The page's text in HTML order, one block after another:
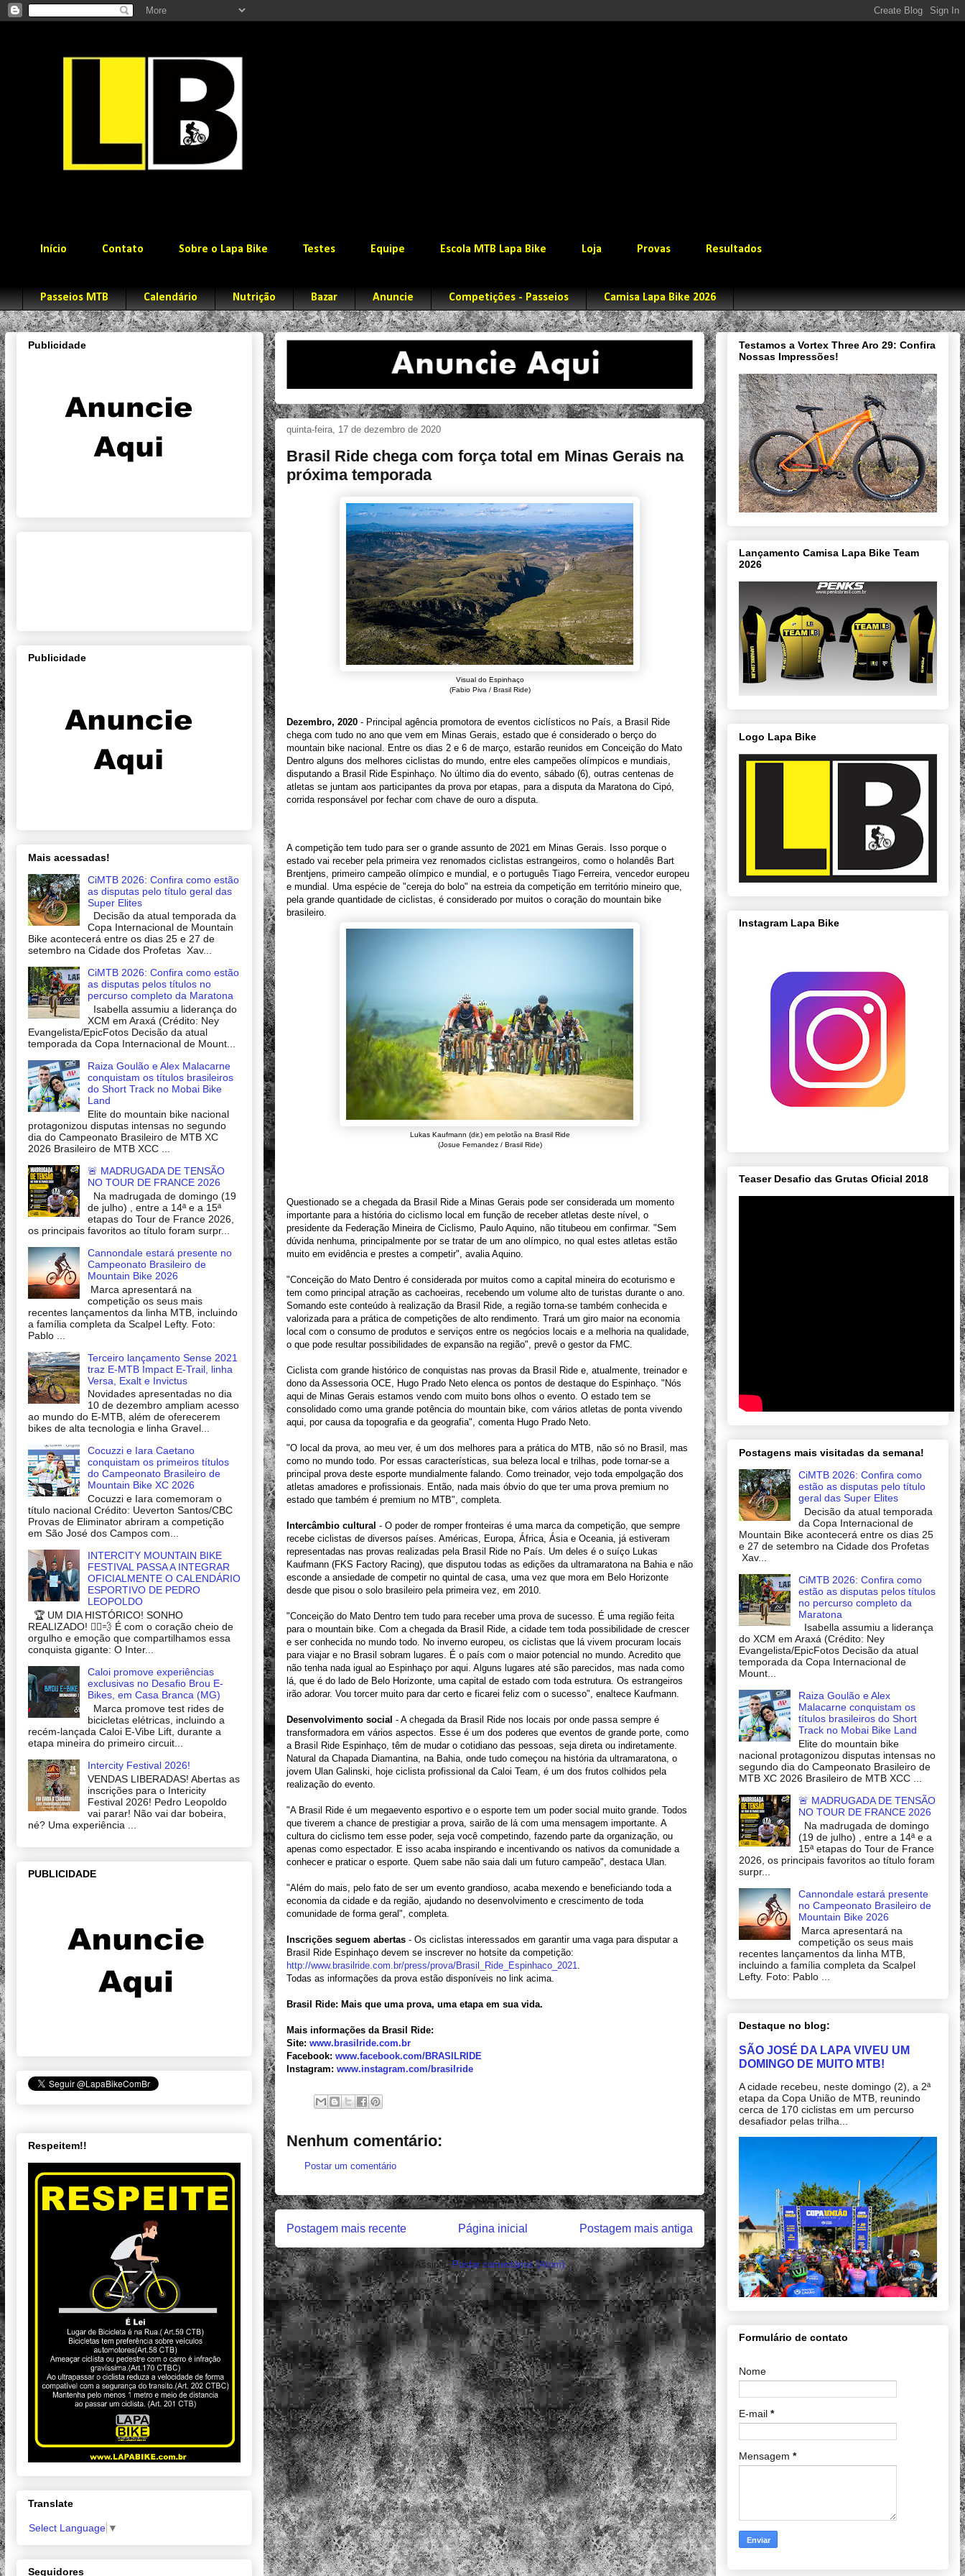
Início Contato Sobre o Lapa Bike Testes Equipe Escola MTB Lapa Bike Loja Provas Resultados
Passeios MTB Calendário Nutrição Bazar Anuncie Competições - Passeios Camisa Lapa Bike 2026
quinta-feira, 17 de dezembro de 2020
Brasil Ride chega com força total em Minas Gerais na
próxima temporada
Visual do Espinhaço
(Fabio Piva / Brasil Ride)
Dezembro, 2020 - Principal agência promotora de eventos ciclísticos no País, a Brasil Ride
chega com tudo no ano que vem em Minas Gerais, estado que é considerado o berço do
mountain bike nacional. Entre os dias 2 e 6 de março, estarão reunidos em Conceição do Mato
Dentro alguns dos melhores ciclistas do mundo, entre eles campeões olímpicos e mundiais,
disputando a Brasil Ride Espinhaço. No último dia do evento, sábado (6), outras centenas de
atletas se juntam aos participantes da prova por etapas, para a disputa da Maratona do Cipó,
corrida responsável por fechar com chave de ouro a disputa.
A competição tem tudo para ser o grande assunto de 2021 em Minas Gerais. Isso porque o
estado vai receber pela primeira vez renomados ciclistas estrangeiros, como o holandês Bart
Brentjens, primeiro campeão olímpico e mundial, e o português Tiago Ferreira, vencedor europeu
e mundial. Uma espécie de "cereja do bolo" na estreia da competição em território mineiro que,
pela grande quantidade de ciclistas, é considerado por muitos o coração do mountain bike
brasileiro.
Lukas Kaufmann (dir.) em pelotão na Brasil Ride
(Josue Fernandez / Brasil Ride)
Questionado se a chegada da Brasil Ride a Minas Gerais pode ser considerada um momento
importante para a história do ciclismo local em função de receber atletas deste nível, o
presidente da Federação Mineira de Ciclismo, Paulo Aquino, não titubeou em confirmar. "Sem
dúvida nenhuma, principalmente por se tratar de um ano olímpico, no qual estes atletas estão
muito em evidência e prestes a competir", avalia Aquino.
"Conceição do Mato Dentro é considerada por muitos como a capital mineira do ecoturismo e
tem como principal atração as cachoeiras, recebendo um volume alto de turistas durante o ano.
Somando este conteúdo à realização da Brasil Ride, a região torna-se também conhecida e
valorizada para a prática de competições de alto rendimento. Trará um giro maior na economia
local com o consumo de produtos e serviços entre os negócios locais e a melhoria na qualidade,
o que pode resultar possibilidades de expansão na região", prevê o gestor da FMC.
Ciclista com grande histórico de conquistas nas provas da Brasil Ride e, atualmente, treinador e
dono da Assessoria OCE, Hugo Prado Neto elenca os pontos de destaque do Espinhaço. "Nós
aqui de Minas Gerais estamos vendo com muito bons olhos o evento. O estado tem se
consolidado como uma grande potência do mountain bike, com vários atletas de ponta vivendo
aqui, por causa da topografia e da geografia", comenta Hugo Prado Neto.
"O local da prova, ao meu ver, é um dos melhores para a prática do MTB, não só no Brasil, mas
como no mundo todo. Por essas características, sua beleza local e trilhas, pode tornar-se a
principal prova deste esporte mundialmente falando. Como treinador, vejo toda empolgação dos
atletas amadores e profissionais. Então, nada mais óbvio do que ter uma prova premium no
estado que também é premium no MTB", completa.
Intercâmbio cultural - O poder de romper fronteiras é uma marca da competição, que sempre
recebe ciclistas de diversos países. Américas, Europa, África, Ásia e Oceania, já estiveram
representadas nas provas realizadas pela Brasil Ride no País. Um deles é o suíço Lukas
Kaufmann (FKS Factory Racing), que disputou todas as edições da ultramaratona na Bahia e não
esconde a ansiedade de competir no quintal de casa, uma vez que mora em Belo Horizonte
desde que pisou o solo brasileiro pela primeira vez, em 2010.
"Conceição do Mato Dentro tem tudo para receber uma prova de sucesso. É uma região feita
para o mountain bike. Com a chegada da Brasil Ride, a cidade tem toda possibilidade de crescer
e ser conhecida no mundo todo. No inverno europeu, os ciclistas que lá vivem procuram locais
para viajar e no Brasil sobram lugares. É o país com o maior potencial no mundo. Acredito que
não tenha nada igual ao Espinhaço por aqui. Alguns lugares até são parecidos, mas nada como
lá, que é do lado de Belo Horizonte, uma capital de estado com toda estrutura. Os estrangeiros
irão adorar. Vou torcer muito para dar certo e ficarei feliz com o sucesso", enaltece Kaufmann.
Desenvolvimento social - A chegada da Brasil Ride nos locais por onde passa sempre é
transformadora em vários aspectos. Esse é um dos poderes que eventos de grande porte, como
a Brasil Ride Espinhaço, têm de mudar o cotidiano das pessoas, seja direta ou indiretamente.
Natural da Chapada Diamantina, na Bahia, onde tudo começou na história da ultramaratona, o
jovem Ulan Galinski, hoje ciclista profissional da Caloi Team, é um dos frutos colhidos pela
realização do evento.
"A Brasil Ride é um megaevento esportivo e o esporte tem um poder social muito grande. Todos
que tiverem a chance de prestigiar a prova, sairão de lá com uma mensagem importante. A
cultura do ciclismo tem esse poder, seja você competindo, fazendo parte da organização, ou
apenas como espectador. E isso acaba inspirando e incentivando os nativos da comunidade a
conhecer e praticar o esporte. Quem sabe não saia dali um futuro campeão", destaca Ulan.
"Além do mais, pelo fato de ser um evento grandioso, acaba mexendo e beneficiando toda a
economia da cidade e da região, ajudando no desenvolvimento e crescimento de toda
comunidade de forma geral", completa.
Inscrições seguem abertas - Os ciclistas interessados em garantir uma vaga para disputar a
Brasil Ride Espinhaço devem se inscrever no hotsite da competição:
http://www.brasilride.com.br/press/prova/Brasil_Ride_ Espinhaco_2021.
Todas as informações da prova estão disponíveis no link acima.
Brasil Ride: Mais que uma prova, uma etapa em sua vida.
Mais informações da Brasil Ride:
Site: www.brasilride.com.br
Facebook: www.facebook.com/BRASILRIDE
Instagram: www.instagram.com/brasilride
Nenhum comentário:
Postar um comentário
Postagem mais recente Postagem mais antiga
Página inicial
Assinar:Postar comentários (Atom)
Publicidade
Publicidade
Mais acessadas!
CiMTB 2026: Confira como estão
as disputas pelo título geral das
Super Elites
Decisão da atual temporada da
Copa Internacional de Mountain
Bike acontecerá entre os dias 25 e 27 de
setembro na Cidade dos Profetas Xav...
CiMTB 2026: Confira como estão
as disputas pelos títulos no
percurso completo da Maratona
Isabella assumiu a liderança do
XCM em Araxá (Crédito: Ney
Evangelista/EpicFotos Decisão da atual
temporada da Copa Internacional de Mount...
Raiza Goulão e Alex Malacarne
conquistam os títulos brasileiros
do Short Track no Mobai Bike
Land
Elite do mountain bike nacional
protagonizou disputas intensas no segundo
dia do Campeonato Brasileiro de MTB XC
2026 Brasileiro de MTB XCC ...
🚨 MADRUGADA DE TENSÃO
NO TOUR DE FRANCE 2026
Na madrugada de domingo (19
de julho) , entre a 14ª e a 15ª
etapas do Tour de France 2026,
os principais favoritos ao título foram surpr...
Cannondale estará presente no
Campeonato Brasileiro de
Mountain Bike 2026
Marca apresentará na
competição os seus mais
recentes lançamentos da linha MTB, incluindo
a família completa da Scalpel Lefty. Foto:
Pablo ...
Terceiro lançamento Sense 2021
traz E-MTB Impact E-Trail, linha
Versa, Exalt e Invictus
Novidades apresentadas no dia
10 de dezembro ampliam acesso
ao mundo do E-MTB, além de oferecerem
bikes de alta tecnologia e linha Gravel...
Cocuzzi e Iara Caetano
conquistam os primeiros títulos
do Campeonato Brasileiro de
Mountain Bike XC 2026
Cocuzzi e Iara comemoram o
título nacional Crédito: Ueverton Santos/CBC
Provas de Eliminator abriram a competição
em São José dos Campos com...
INTERCITY MOUNTAIN BIKE
FESTIVAL PASSA A INTEGRAR
OFICIALMENTE O CALENDÁRIO
ESPORTIVO DE PEDRO
LEOPOLDO
🏆 UM DIA HISTÓRICO! SONHO
REALIZADO! 🚴‍♂️💨 É com o coração cheio de
orgulho e emoção que compartilhamos essa
conquista gigante: O Inter...
Caloi promove experiências
exclusivas no Desafio Brou E-
Bikes, em Casa Branca (MG)
Marca promove test rides de
bicicletas elétricas, incluindo a
recém-lançada Caloi E-Vibe Lift, durante a
etapa mineira do primeiro circuit...
Intercity Festival 2026!
VENDAS LIBERADAS! Abertas as
inscrições para o Intericity
Festival 2026! Pedro Leopoldo
vai parar! Não vai dar bobeira,
né? Uma experiência ...
PUBLICIDADE
Respeitem!!
Translate
Select Language ▼
Seguidores
Testamos a Vortex Three Aro 29: Confira
Nossas Impressões!
Lançamento Camisa Lapa Bike Team
2026
Logo Lapa Bike
Instagram Lapa Bike
Teaser Desafio das Grutas Oficial 2018
Postagens mais visitadas da semana!
CiMTB 2026: Confira como
estão as disputas pelo título
geral das Super Elites
Decisão da atual temporada
da Copa Internacional de
Mountain Bike acontecerá entre os dias 25
e 27 de setembro na Cidade dos Profetas
Xav...
CiMTB 2026: Confira como
estão as disputas pelos títulos
no percurso completo da
Maratona
Isabella assumiu a liderança
do XCM em Araxá (Crédito: Ney
Evangelista/EpicFotos Decisão da atual
temporada da Copa Internacional de
Mount...
Raiza Goulão e Alex
Malacarne conquistam os
títulos brasileiros do Short
Track no Mobai Bike Land
Elite do mountain bike
nacional protagonizou disputas intensas no
segundo dia do Campeonato Brasileiro de
MTB XC 2026 Brasileiro de MTB XCC ...
🚨 MADRUGADA DE TENSÃO
NO TOUR DE FRANCE 2026
Na madrugada de domingo
(19 de julho) , entre a 14ª e a
15ª etapas do Tour de France
2026, os principais favoritos ao título foram
surpr...
Cannondale estará presente
no Campeonato Brasileiro de
Mountain Bike 2026
Marca apresentará na
competição os seus mais
recentes lançamentos da linha MTB,
incluindo a família completa da Scalpel
Lefty. Foto: Pablo ...
Destaque no blog:
SÃO JOSÉ DA LAPA VIVEU UM
DOMINGO DE MUITO MTB!
A cidade recebeu, neste domingo (2), a 2ª
etapa da Copa União de MTB, reunindo
cerca de 170 ciclistas em um percurso
desafiador pelas trilha...
Formulário de contato
Nome
E-mail *
Mensagem *